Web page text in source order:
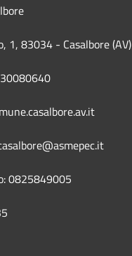
1, 83034 - Casalbore (AV)
0825849005